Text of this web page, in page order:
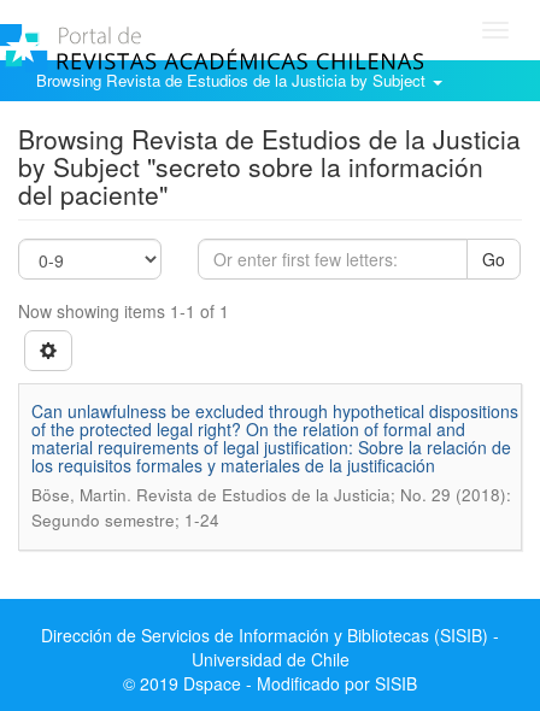
Browsing Revista de Estudios de la Justicia by Subject
Browsing Revista de Estudios de la Justicia
by Subject "secreto sobre la información
del paciente"
Go
Now showing items 1-1 of 1
Can unlawfulness be excluded through hypothetical dispositions
of the protected legal right? On the relation of formal and
material requirements of legal justification: Sobre la relación de
los requisitos formales y materiales de la justificación
Böse, Martin. Revista de Estudios de la Justicia; No. 29 (2018):
Segundo semestre; 1-24
Dirección de Servicios de Información y Bibliotecas (SISIB) -
Universidad de Chile
© 2019 Dspace - Modificado por SISIB